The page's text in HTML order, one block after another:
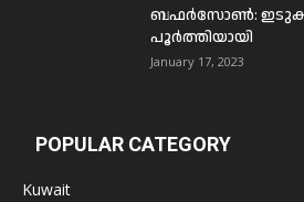
ബഫര്‍സോണ്‍:
പൂര്‍ത്തിയായി
January 17, 2023
POPULAR CATEGORY
Kuwait